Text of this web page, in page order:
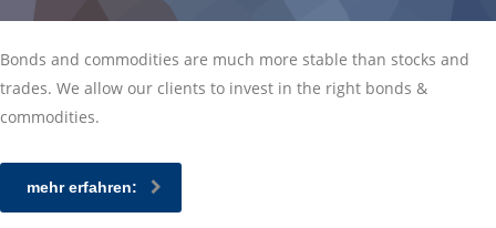
Bonds and commodities are much more stable than stocks and
trades. We allow our clients to invest in the right bonds &
commodities.
mehr erfahren: